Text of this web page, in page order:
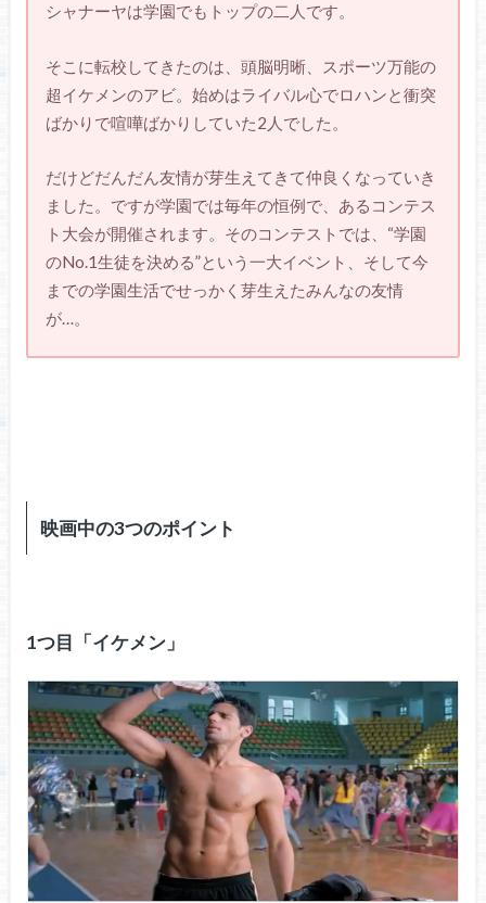
シャナーヤは学園でもトップの二人です。
そこに転校してきたのは、頭脳明晰、スポーツ万能の
超イケメンのアビ。始めはライバル心でロハンと衝突
ばかりで喧嘩ばかりしていた2人でした。
だけどだんだん友情が芽生えてきて仲良くなっていき
ました。ですが学園では毎年の恒例で、あるコンテス
ト大会が開催されます。そのコンテストでは、“学園
のNo.1生徒を決める”という一大イベント、そして今
までの学園生活でせっかく芽生えたみんなの友情
が…。
映画中の3つのポイント
1つ目「イケメン」